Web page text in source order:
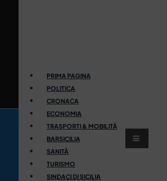
PRIMA PAGINA
POLITICA
CRONACA
ECONOMIA
TRASPORTI & MOBILITÀ
BARSICILIA
SANITÀ
TURISMO
SINDACI DI SICILIA